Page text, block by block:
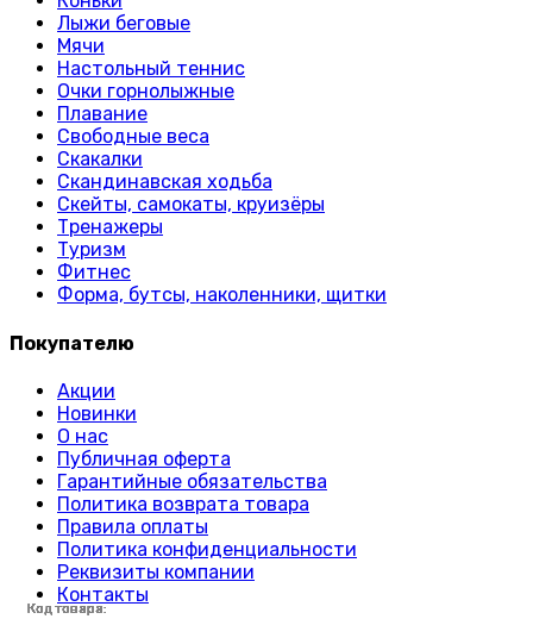
Код товара:
Код товара:
Код товара:
Код товара:
Код товара:
Код товара:
Код товара:
Код товара:
Код товара:
Код товара:
Код товара:
Код товара:
Код товара:
Код товара:
Код товара:
Код товара:
Лыжи беговые
Мячи
Настольный теннис
Очки горнолыжные
Плавание
Свободные веса
Скакалки
Скандинавская ходьба
Скейты, самокаты, круизёры
Тренажеры
Туризм
Фитнес
Форма, бутсы, наколенники, щитки
Покупателю
Акции
Новинки
О нас
Публичная оферта
Гарантийные обязательства
Политика возврата товара
Правила оплаты
Политика конфиденциальности
Реквизиты компании
Контакты